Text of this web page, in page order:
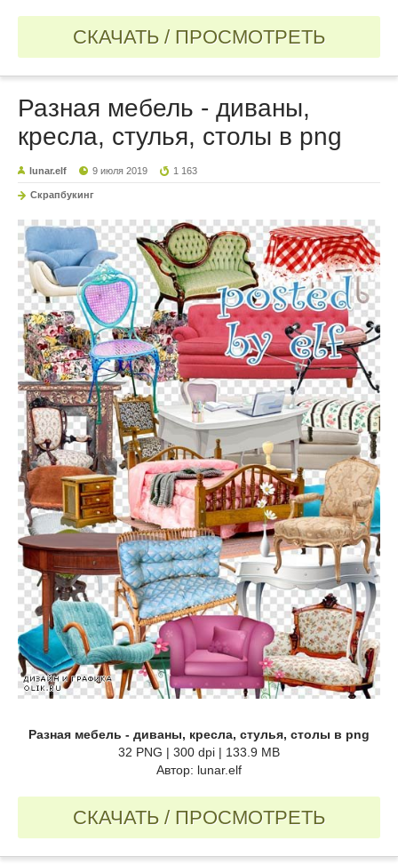
СКАЧАТЬ / ПРОСМОТРЕТЬ
Разная мебель - диваны,
кресла, стулья, столы в png
lunar.elf 9 июля 2019 1 163
Скрапбукинг
Разная мебель - диваны, кресла, стулья, столы в png
32 PNG | 300 dpi | 133.9 MB
Автор: lunar.elf
СКАЧАТЬ / ПРОСМОТРЕТЬ